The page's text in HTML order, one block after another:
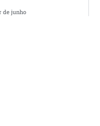
de junho